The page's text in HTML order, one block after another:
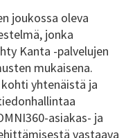
joukossa oleva
jonka
Kanta -palvelujen
mukaisena.
yhtenäistä ja
asiakas- ja
vastaava